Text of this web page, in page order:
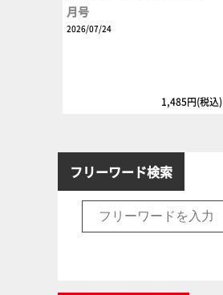
月号
2026/07/24
1,485円(税込)
フリーワード検索